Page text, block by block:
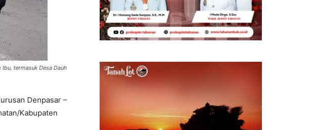
termasuk Desa Dauh
Denpasar –
Kabupaten